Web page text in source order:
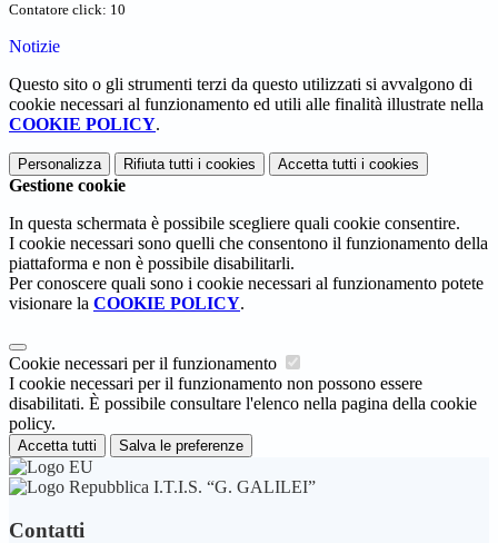
Contatore click: 10
Notizie
Questo sito o gli strumenti terzi da questo utilizzati si avvalgono di
cookie necessari al funzionamento ed utili alle finalità illustrate nella
COOKIE POLICY.
Personalizza Rifiuta tutti i cookies Accetta tutti i cookies
Gestione cookie
In questa schermata è possibile scegliere quali cookie consentire.
I cookie necessari sono quelli che consentono il funzionamento della
piattaforma e non è possibile disabilitarli.
Per conoscere quali sono i cookie necessari al funzionamento potete
visionare la COOKIE POLICY.
Cookie necessari per il funzionamento
I cookie necessari per il funzionamento non possono essere
disabilitati. È possibile consultare l'elenco nella pagina della cookie
policy.
Accetta tutti Salva le preferenze
I.T.I.S. “G. GALILEI”
Contatti